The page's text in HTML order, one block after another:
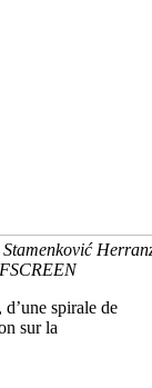
spirale de
sur la